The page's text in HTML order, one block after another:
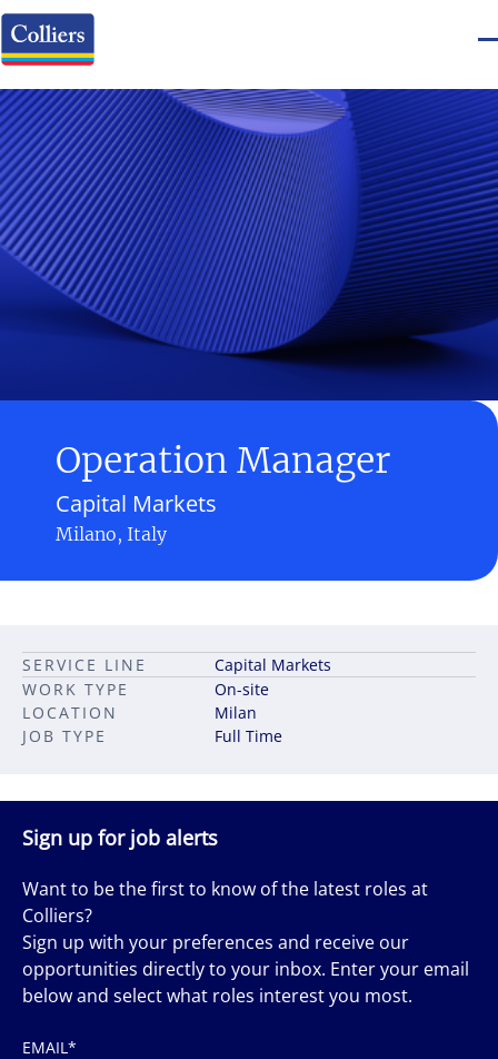
Operation Manager
Capital Markets
Milano, Italy
JOB TYPE Full Time
LOCATION Milan
SERVICE LINE
Capital Markets
WORK TYPE
On-site
Sign up for job alerts
Want to be the first to know of the latest roles at
Colliers?
Sign up with your preferences and receive our
opportunities directly to your inbox. Enter your email
below and select what roles interest you most.
EMAIL*